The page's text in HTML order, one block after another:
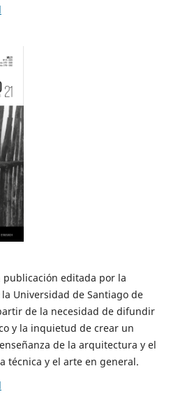
publicación editada por la
Universidad de Santiago de
de la necesidad de difundir
y la inquietud de crear un
de la arquitectura y el
técnica y el arte en general.